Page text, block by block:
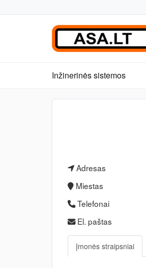
Inžinerinės sistemos
Adresas
Miestas
Telefonai
El. paštas
Įmonės straipsniai